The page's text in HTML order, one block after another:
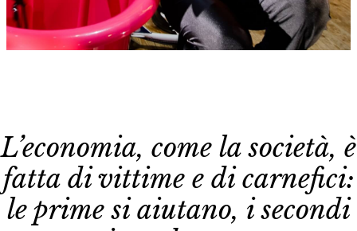
L’economia, come la società, è
fatta di vittime e di carnefici:
le prime si aiutano, i secondi